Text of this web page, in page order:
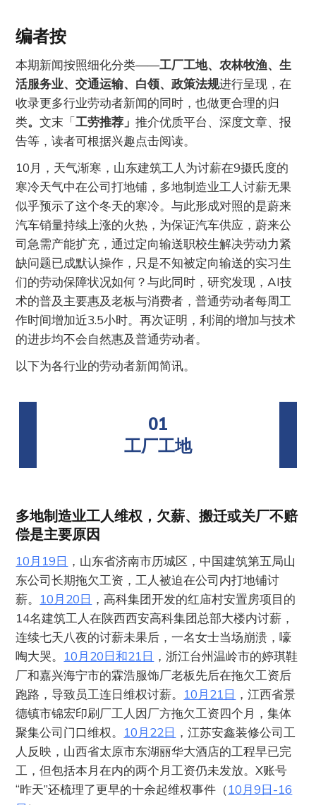
编者按
本期新闻按照细化分类——工厂工地、农林牧渔、生
活服务业、交通运输、白领、政策法规进行呈现，在
收录更多行业劳动者新闻的同时，也做更合理的归
类。文末「工劳推荐」推介优质平台、深度文章、报
告等，读者可根据兴趣点击阅读。
10月，天气渐寒，山东建筑工人为讨薪在9摄氏度的
寒冷天气中在公司打地铺，多地制造业工人讨薪无果
似乎预示了这个冬天的寒冷。与此形成对照的是蔚来
汽车销量持续上涨的火热，为保证汽车供应，蔚来公
司急需产能扩充，通过定向输送职校生解决劳动力紧
缺问题已成默认操作，只是不知被定向输送的实习生
们的劳动保障状况如何？与此同时，研究发现，AI技
术的普及主要惠及老板与消费者，普通劳动者每周工
作时间增加近3.5小时。再次证明，利润的增加与技术
的进步均不会自然惠及普通劳动者。
以下为各行业的劳动者新闻简讯。
01
工厂工地
多地制造业工人维权，欠薪、搬迁或关厂不赔
偿是主要原因
10月19日 ，山东省济南市历城区，中国建筑第五局山
东公司长期拖欠工资，工人被迫在公司内打地铺讨
薪。 10月20日 ，高科集团开发的红庙村安置房项目的
14名建筑工人在陕西西安高科集团总部大楼内讨薪，
连续七天八夜的讨薪未果后，一名女士当场崩溃，嚎
啕大哭。 10月20日和21日 ，浙江台州温岭市的婷琪鞋
厂和嘉兴海宁市的霖浩服饰厂老板先后在拖欠工资后
跑路，导致员工连日维权讨薪。 10月21日 ，江西省景
德镇市锦宏印刷厂工人因厂方拖欠工资四个月，集体
聚集公司门口维权。 10月22日 ，江苏安鑫装修公司工
人反映，山西省太原市东湖丽华大酒店的工程早已完
工，但包括本月在内的两个月工资仍未发放。X账号
“昨天”还梳理了更早的十余起维权事件（10月9日-16